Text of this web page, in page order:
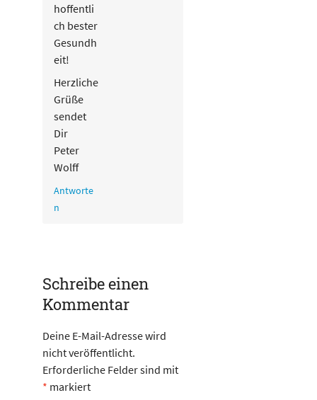
hoffentli
ch bester
Gesundh
eit!
Herzliche
Grüße
sendet
Dir
Peter
Wolff
Antworte
n
Schreibe einen
Kommentar
Deine E-Mail-Adresse wird
nicht veröffentlicht.
Erforderliche Felder sind mit
* markiert